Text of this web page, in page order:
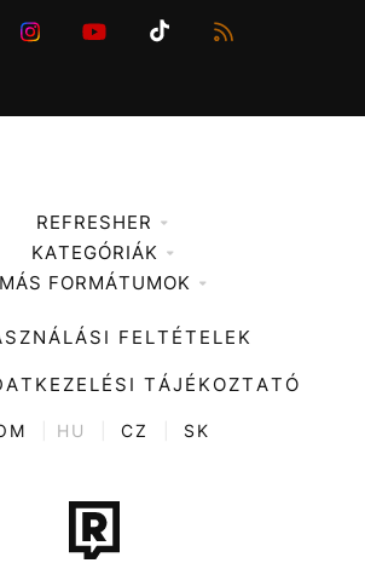
REFRESHER
Médiaajánlat
KATEGÓRIÁK
Zene
Divat
Kultúra
ENTR
Tech-Tudomány
Sport
MÁS FORMÁTUMOK
FELTÉTELEK
TÁJÉKOZTATÓ
HU CZ SK